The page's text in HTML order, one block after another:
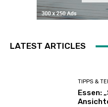
LATEST ARTICLES
TIPPS &
Essen: